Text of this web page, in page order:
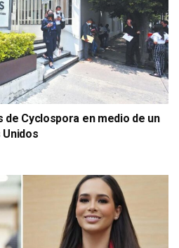
Cyclospora en medio de un